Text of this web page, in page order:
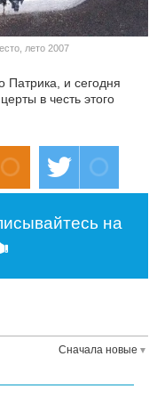
лето 2007
и сегодня
в честь этого
на
Сначала новые